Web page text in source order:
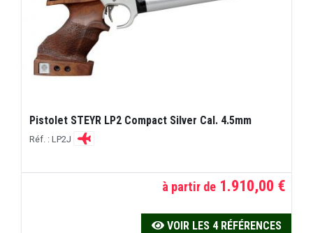
Pistolet STEYR LP2 Compact Silver Cal. 4.5mm
Réf. : LP2J
à partir de 1.910,00 €
VOIR LES 4 RÉFÉRENCES